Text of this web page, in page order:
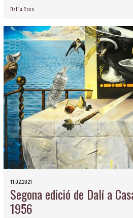
Dalí a Casa
11.02.2021
Segona edició de Dalí a
1956